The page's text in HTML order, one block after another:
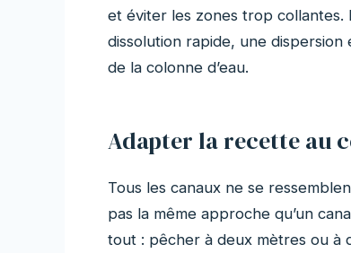
et éviter les zones trop
dissolution rapide, une
de la colonne d’eau.
Adapter la recette au
Tous les canaux ne se
pas la même approche qu’un
tout : pêcher à deux mètres ou à